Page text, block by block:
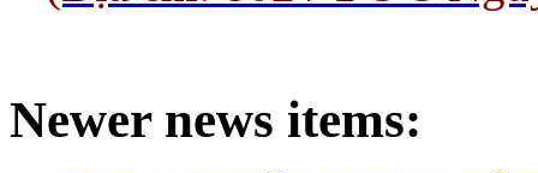
Newer news items: